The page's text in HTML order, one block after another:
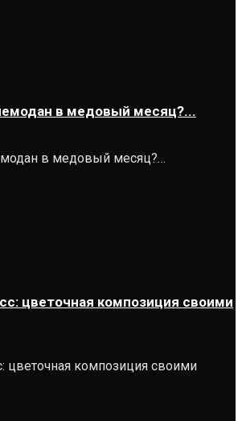
в медовый месяц?...
в медовый месяц?…
цветочная композиция своими
цветочная композиция своими